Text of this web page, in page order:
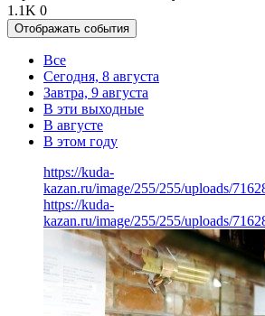
1.1K 0
Отображать события
Все
Сегодня, 8 августа
Завтра, 9 августа
В эти выходные
В августе
В этом году
https://kuda-
kazan.ru/image/255/255/uploads/
https://kuda-
kazan.ru/image/255/255/uploads/